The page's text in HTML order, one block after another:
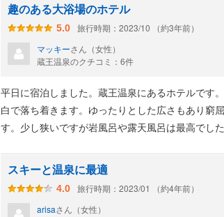
趣のある大浴場のホテル
5.0
旅行時期：2023/10 （約3年前）
マッキーさん（女性）
蔵王温泉のクチコミ：6件
平日に宿泊しました。蔵王温泉にあるホテルです
白で落ち着きます。ゆったりとした広さもあり窮
す。少し狭いですが岩風呂や露天風呂は最高でし
スキーと温泉に最適
4.0
旅行時期：2023/01 （約4年前）
arisaさん（女性）